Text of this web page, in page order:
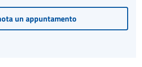
un appuntamento